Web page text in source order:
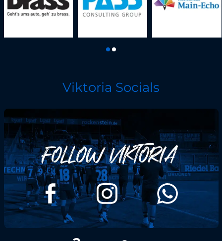
Viktoria Socials